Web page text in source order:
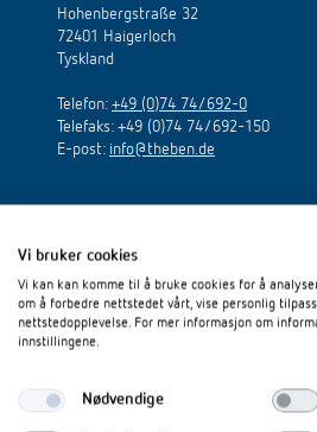
Tids- og lysstyring
Klimaregulering
Nyheter
Miljø
Design
Historie
Din kontaktperson hos
Henvendelse
Salg verden over
Finn produkt
Smartmåler
LUXORliving
Hohenbergstraße 32
72401 Haigerloch
Tyskland
Telefon: +49 (0)74 74/692-0
Telefaks: +49 (0)74 74/692-150
E-post: info@theben.de
Hotline
Rudolf Krischer
Phone +49 7474 692-256
Vi bruker cookies
Vi kan kan komme til å bruke cookies for å
om å forbedre nettstedet vårt, vise personlig
nettstedopplevelse. For mer informasjon om
innstillingene.
Nødvendige